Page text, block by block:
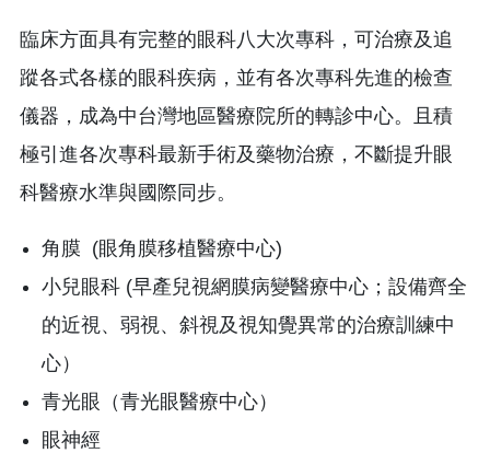
臨床方面具有完整的眼科八大次專科，可治療及追
蹤各式各樣的眼科疾病，並有各次專科先進的檢查
儀器，成為中台灣地區醫療院所的轉診中心。且積
極引進各次專科最新手術及藥物治療，不斷提升眼
科醫療水準與國際同步。
角膜 (眼角膜移植醫療中心)
小兒眼科 (早產兒視網膜病變醫療中心；設備齊全
的近視、弱視、斜視及視知覺異常的治療訓練中
心）
青光眼（青光眼醫療中心）
眼神經